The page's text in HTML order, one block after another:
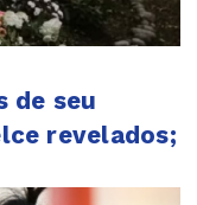
de seu
revelados;